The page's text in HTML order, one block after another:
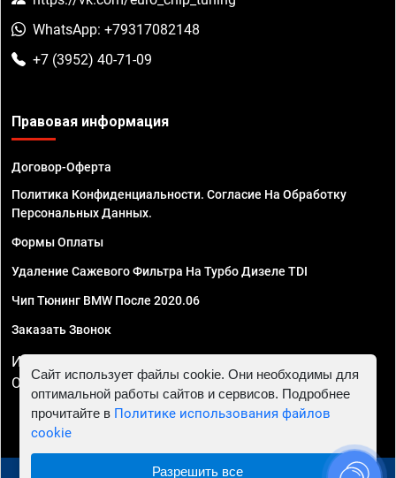
WhatsApp: +79317082148
+7 (3952) 40-71-09
Правовая информация
Договор-Оферта
Политика Конфиденциальности. Согласие На Обработку
Персональных Данных.
Формы Оплаты
Удаление Сажевого Фильтра На Турбо Дизеле TDI
Чип Тюнинг BMW После 2020.06
Заказать Звонок
ИП Смирнов Георгий Павлович. ИНН 781302555843,
ОГРНИП 324470400032610
Сайт использует файлы cookie. Они необходимы для
оптимальной работы сайтов и сервисов. Подробнее
прочитайте в Политике использования файлов
cookie
Разрешить все